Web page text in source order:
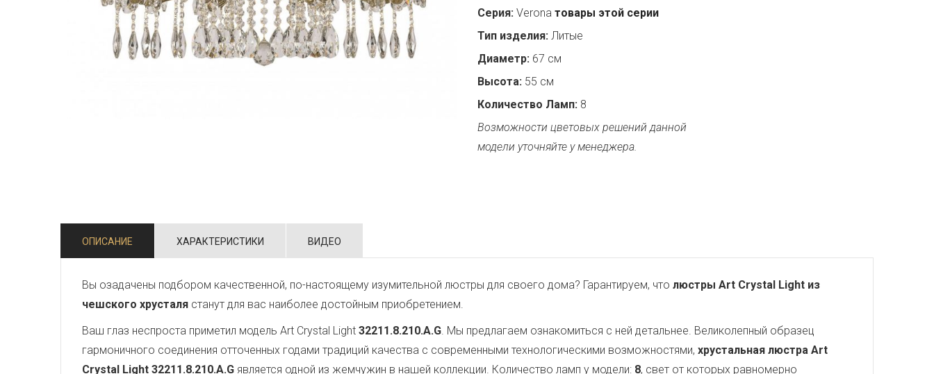
Серия: Verona товары этой серии
Тип изделия: Литые
Диаметр: 67 см
Высота: 55 см
Количество Ламп: 8
Возможности цветовых решений данной
модели уточняйте у менеджера.
ОПИСАНИЕ ХАРАКТЕРИСТИКИ ВИДЕО
Вы озадачены подбором качественной, по-настоящему изумительной люстры для своего дома? Гарантируем, что люстры Art Crystal Light из
чешского хрусталя станут для вас наиболее достойным приобретением.
Ваш глаз неспроста приметил модель Art Crystal Light 32211.8.210.A.G. Мы предлагаем ознакомиться с ней детальнее. Великолепный образец
гармоничного соединения отточенных годами традиций качества с современными технологическими возможностями, хрустальная люстра Art
Crystal Light 32211.8.210.A.G является одной из жемчужин в нашей коллекции. Количество ламп у модели: 8, свет от которых равномерно